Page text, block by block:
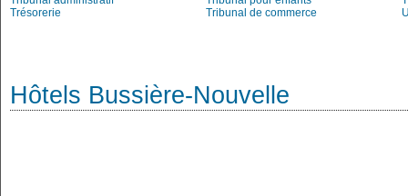
Trésorerie
Tribunal de commerce
Hôtels Bussière-Nouvelle